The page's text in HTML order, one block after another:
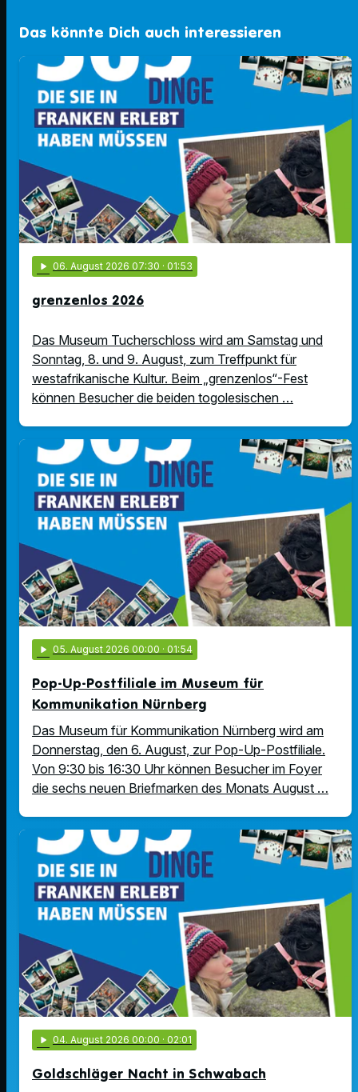
Das könnte Dich auch interessieren
play_arrow 06. August 2026 07:30 · 01:53
grenzenlos 2026
Das Museum Tucherschloss wird am Samstag und
Sonntag, 8. und 9. August, zum Treffpunkt für
westafrikanische Kultur. Beim „grenzenlos“-Fest
können Besucher die beiden togolesischen …
play_arrow 05. August 2026 00:00 · 01:54
Pop-Up-Postfiliale im Museum für
Kommunikation Nürnberg
Das Museum für Kommunikation Nürnberg wird am
Donnerstag, den 6. August, zur Pop-Up-Postfiliale.
Von 9:30 bis 16:30 Uhr können Besucher im Foyer
die sechs neuen Briefmarken des Monats August …
play_arrow 04. August 2026 00:00 · 02:01
Goldschläger Nacht in Schwabach